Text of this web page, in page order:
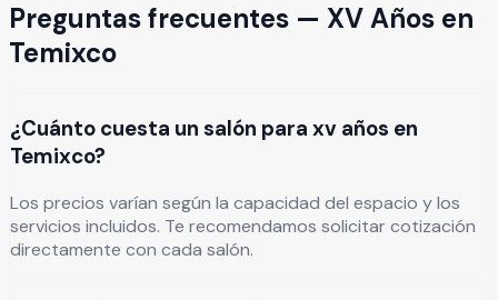
Preguntas frecuentes — XV Años en
Temixco
¿Cuánto cuesta un salón para xv años en
Temixco?
Los precios varían según la capacidad del espacio y los
servicios incluidos. Te recomendamos solicitar cotización
directamente con cada salón.